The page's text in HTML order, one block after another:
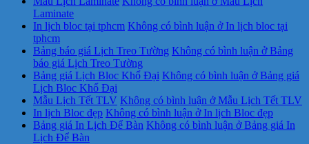
Laminate
In lịch bloc tại tphcm Không có bình luận ở In lịch bloc tại
tphcm
Bảng báo giá Lịch Treo Tường Không có bình luận ở Bảng
báo giá Lịch Treo Tường
Bảng giá Lịch Bloc Khổ Đại Không có bình luận ở Bảng giá
Lịch Bloc Khổ Đại
Mẫu Lịch Tết TLV Không có bình luận ở Mẫu Lịch Tết TLV
In lịch Bloc đẹp Không có bình luận ở In lịch Bloc đẹp
Bảng giá In Lịch Để Bàn Không có bình luận ở Bảng giá In
Lịch Để Bàn